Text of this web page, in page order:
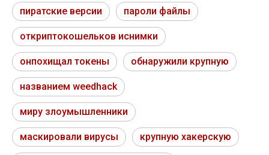
пиратские версии пароли файлы
откриптокошельков иснимки
онпохищал токены обнаружили крупную
названием weedhack
миру злоумышленники
маскировали вирусы крупную хакерскую